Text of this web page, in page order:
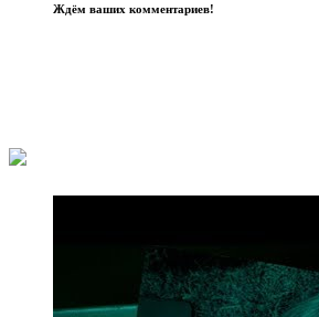
Ждём ваших комментариев!